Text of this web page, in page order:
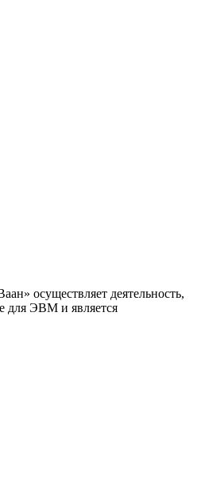
осуществляет деятельность,
для ЭВМ и является